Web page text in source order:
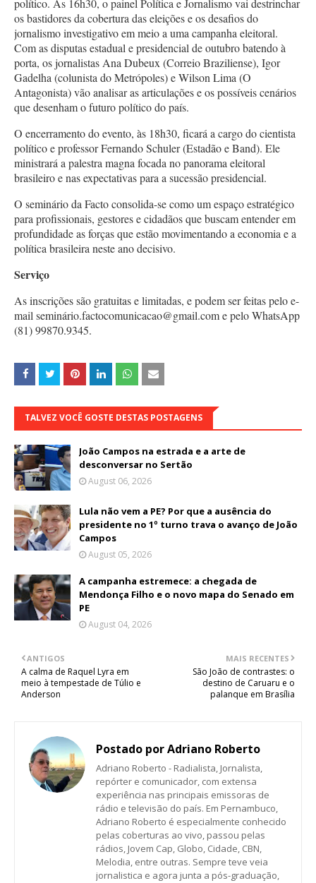
político. Às 16h30, o painel Política e Jornalismo vai destrinchar
os bastidores da cobertura das eleições e os desafios do
jornalismo investigativo em meio a uma campanha eleitoral.
Com as disputas estadual e presidencial de outubro batendo à
porta, os jornalistas Ana Dubeux (Correio Braziliense), Igor
Gadelha (colunista do Metrópoles) e Wilson Lima (O
Antagonista) vão analisar as articulações e os possíveis cenários
que desenham o futuro político do país.
O encerramento do evento, às 18h30, ficará a cargo do cientista
político e professor Fernando Schuler (Estadão e Band). Ele
ministrará a palestra magna focada no panorama eleitoral
brasileiro e nas expectativas para a sucessão presidencial.
O seminário da Facto consolida-se como um espaço estratégico
para profissionais, gestores e cidadãos que buscam entender em
profundidade as forças que estão movimentando a economia e a
política brasileira neste ano decisivo.
Serviço
As inscrições são gratuitas e limitadas, e podem ser feitas pelo e-
mail seminário.factocomunicacao@gmail.com e pelo WhatsApp
(81) 99870.9345.
TALVEZ VOCÊ GOSTE DESTAS POSTAGENS
João Campos na estrada e a arte de
desconversar no Sertão
August 06, 2026
Lula não vem a PE? Por que a ausência do
presidente no 1º turno trava o avanço de João
Campos
August 05, 2026
A campanha estremece: a chegada de
Mendonça Filho e o novo mapa do Senado em
PE
August 04, 2026
MAIS RECENTES
São João de contrastes: o
destino de Caruaru e o
palanque em Brasília
ANTIGOS
A calma de Raquel Lyra em
meio à tempestade de Túlio e
Anderson
Postado porAdriano Roberto
Adriano Roberto - Radialista, Jornalista,
repórter e comunicador, com extensa
experiência nas principais emissoras de
rádio e televisão do país. Em Pernambuco,
Adriano Roberto é especialmente conhecido
pelas coberturas ao vivo, passou pelas
rádios, Jovem Cap, Globo, Cidade, CBN,
Melodia, entre outras. Sempre teve veia
jornalistica e agora junta a pós-graduação,